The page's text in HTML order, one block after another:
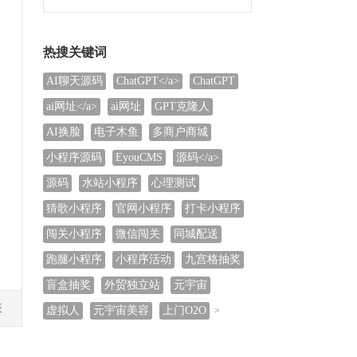
热搜关键词
AI聊天源码 ChatGPT</a> ChatGPT
ai网址</a> ai网址 GPT克隆人
AI换脸 电子木鱼 多商户商城
小程序源码 EyouCMS 源码</a>
源码 水站小程序 心理测试
猜歌小程序 官网小程序 打卡小程序
闯关小程序 微信闯关 同城配送
跑腿小程序 小程序活动 九宫格抽奖
盲盒抽奖 外贸独立站 元宇宙
虚拟人 元宇宙美容 上门O2O >